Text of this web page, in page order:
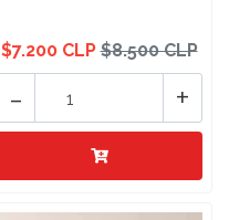
$7.200 CLP $8.500 CLP
+
-